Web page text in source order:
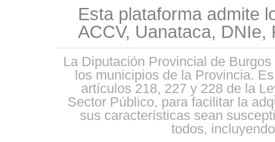
Esta plataforma admite
ACCV, Uanataca,
La Diputación Provincial de
los municipios de la Provincia.
artículos 218, 227 y 228 de la
Sector Público, para facilitar la
sus características sean
todos,